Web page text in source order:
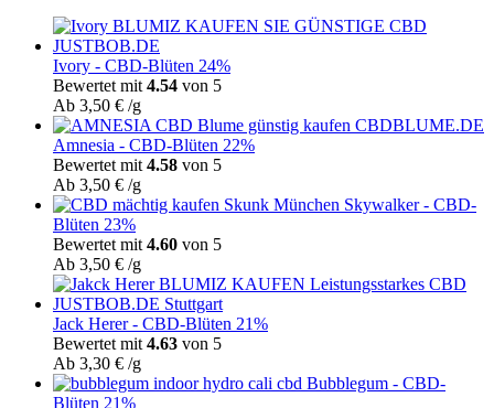
Ivory - CBD-Blüten 24%
Bewertet mit 4.54 von 5
Ab 3,50 € /g
Amnesia - CBD-Blüten 22%
Bewertet mit 4.58 von 5
Ab 3,50 € /g
Skywalker - CBD-
Blüten 23%
Bewertet mit 4.60 von 5
Ab 3,50 € /g
Jack Herer - CBD-Blüten 21%
Bewertet mit 4.63 von 5
Ab 3,30 € /g
Bubblegum - CBD-
Blüten 21%